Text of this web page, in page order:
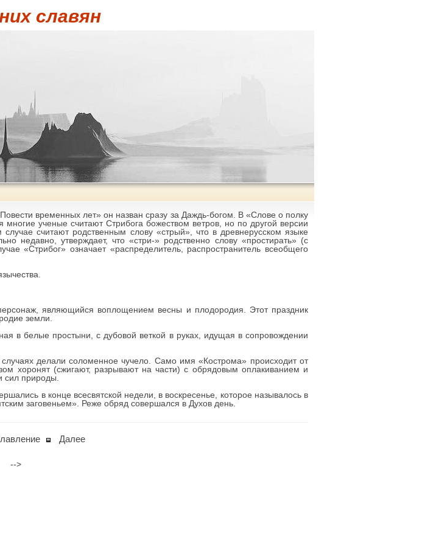
славян
временных лет» он назван сразу за Даждь-богом. В «Слове о полку
ученые считают Стрибога божеством ветров, но по другой версии
считают родственным слову «стрый», что в древнерусском языке
недавно, утверждает, что «стри-» родственно слову «простирать» (с
«Стрибог» означает «распределитель, распространитель всеобщего
являющийся воплощением весны и плодородия. Этот праздник
земли.
в белые простыни, с дубовой веткой в руках, идущая в сопровождении
делали соломенное чучело. Само имя «Кострома» происходит от
хоронят (сжигают, разрывают на части) с обрядовым оплакиванием и
сил природы.
в конце всесвятской недели, в воскресенье, которое называлось в
заговеньем». Реже обряд совершался в Духов день.
Далее
-->